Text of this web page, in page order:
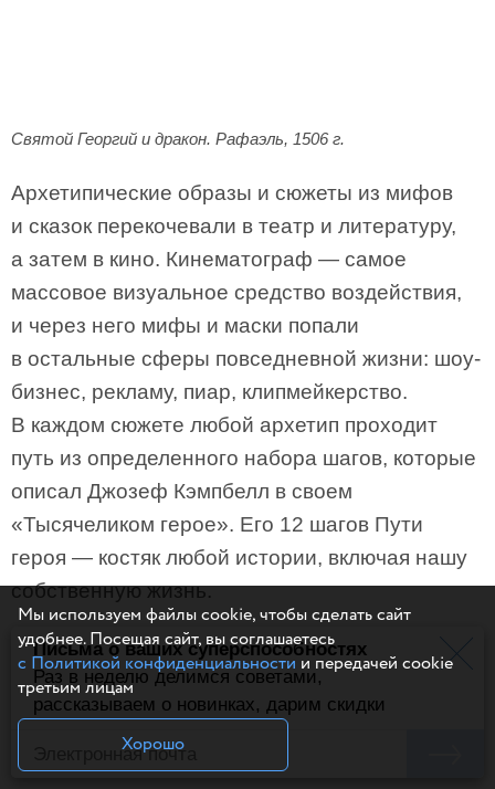
Святой Георгий и дракон. Рафаэль, 1506 г.
Архетипические образы и сюжеты из мифов
и сказок перекочевали в театр и литературу,
а затем в кино. Кинематограф — самое
массовое визуальное средство воздействия,
и через него мифы и маски попали
в остальные сферы повседневной жизни: шоу-
бизнес, рекламу, пиар, клипмейкерство.
В каждом сюжете любой архетип проходит
путь из определенного набора шагов, которые
описал Джозеф Кэмпбелл в своем
«Тысячеликом герое». Его 12 шагов Пути
героя — костяк любой истории, включая нашу
собственную жизнь.
Оформить предзаказ книги «Возвращение
героя»:МИФ/ Лабиринт/Читай-город
Обложка: кадр из трейлера фильма «Римские
каникулы», 1953 г.
Письма о ваших суперспособностях
Раз в неделю делимся советами,
рассказываем о новинках, дарим скидки
Мы используем файлы cookie, чтобы сделать сайт
удобнее. Посещая сайт, вы соглашаетесь
с Политикой конфиденциальностии передачей cookie
третьим лицам
Хорошо